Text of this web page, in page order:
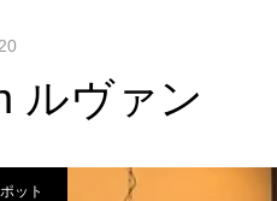
ルヴァン
ット